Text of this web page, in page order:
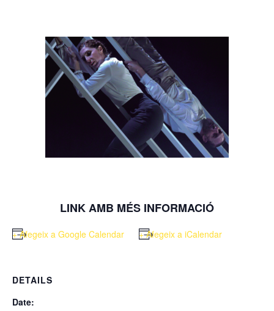
LINK AMB MÉS INFORMACIÓ
+ Afegeix a Google Calendar + Afegeix a iCalendar
DETAILS
Date: